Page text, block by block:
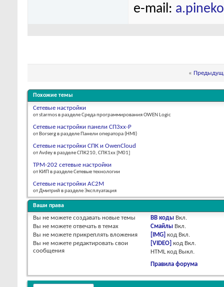
e-mail:
«
Похожие темы
Сетевые настройки
от starmos в разделе Среда программирования OWEN Logic
Сетевые настройки панели СП3хх-Р
от Borserg в разделе Панели оператора (HMI)
Сетевые настройки СПК и OwenCloud
от Avdey в разделе СПК210, СПК1xx [М01]
ТРМ-202 сетевые настройки
от КИП в разделе Сетевые технологии
Сетевые настройки АС2М
от Дмитрий в разделе Эксплуатация
Ваши права
Вы не можете создавать новые темы
Вы не можете отвечать в темах
Вы не можете прикреплять вложения
Вы не можете редактировать свои
сообщения
BB коды Вкл.
Смайлы Вкл.
[IMG] код Вкл.
[VIDEO] код Вкл.
HTML код Выкл.
Правила форума